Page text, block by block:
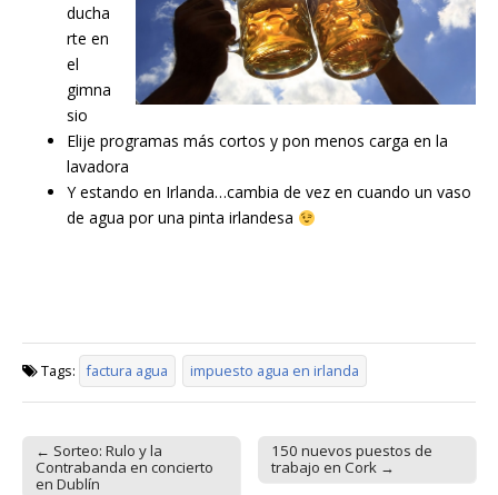
ducha
rte en
el
gimna
sio
Elije programas más cortos y pon menos carga en la
lavadora
Y estando en Irlanda…cambia de vez en cuando un vaso
de agua por una pinta irlandesa
Tags: factura agua impuesto agua en irlanda
Post navigation
← Sorteo: Rulo y la
Contrabanda en concierto
en Dublín
150 nuevos puestos de
trabajo en Cork →